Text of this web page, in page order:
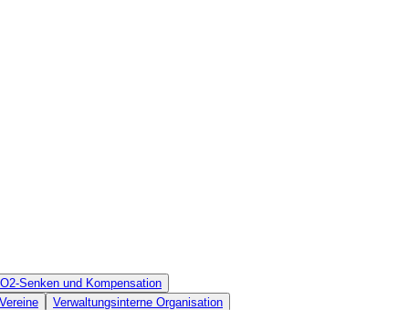
Senken und Kompensation
Verwaltungsinterne Organisation